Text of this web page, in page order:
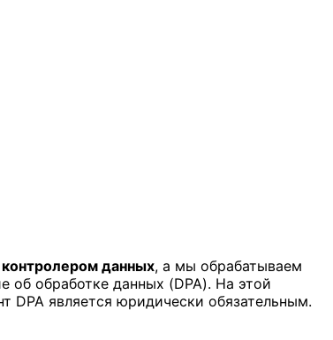
контролером данных, а мы обрабатываем
обработке данных (DPA). На этой
DPA является юридически обязательным.